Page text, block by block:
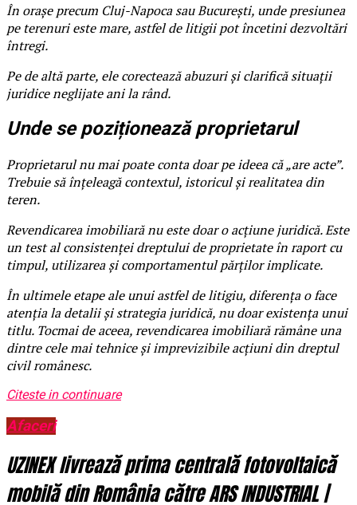
În orașe precum Cluj-Napoca sau București, unde presiunea
pe terenuri este mare, astfel de litigii pot încetini dezvoltări
întregi.
Pe de altă parte, ele corectează abuzuri și clarifică situații
juridice neglijate ani la rând.
Unde se poziționează proprietarul
Proprietarul nu mai poate conta doar pe ideea că „are acte”.
Trebuie să înțeleagă contextul, istoricul și realitatea din
teren.
Revendicarea imobiliară nu este doar o acțiune juridică. Este
un test al consistenței dreptului de proprietate în raport cu
timpul, utilizarea și comportamentul părților implicate.
În ultimele etape ale unui astfel de litigiu, diferența o face
atenția la detalii și strategia juridică, nu doar existența unui
titlu. Tocmai de aceea, revendicarea imobiliară rămâne una
dintre cele mai tehnice și imprevizibile acțiuni din dreptul
civil românesc.
Citeste in continuare
Afaceri
UZINEX livrează prima centrală fotovoltaică
mobilă din România către ARS INDUSTRIAL |